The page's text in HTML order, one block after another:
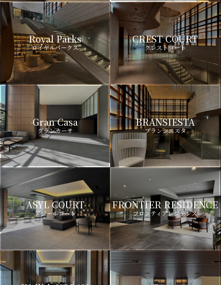
Royal Parks
ロイヤルパークス
CREST COURT
クレストコート
Gran Casa
グランカーサ
BRANSIESTA
ブランシエスタ
ASYL COURT
アジールコート
FRONTIER RESIDENCE
フロンティアレジデンス